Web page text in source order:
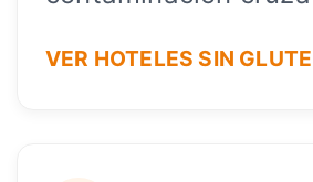
VER HOTELES SIN